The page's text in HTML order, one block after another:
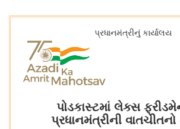
પ્રધાનમંત્રીનું કાર્યાલય
પોડકાસ્ટમાં લેક્સ
પ્રધાનમંત્રીની